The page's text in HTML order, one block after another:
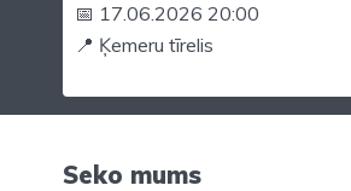
📅 17.06.2026 20:00
📍 Ķemeru tīrelis
Seko mums